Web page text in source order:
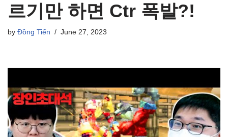
르기만 하면 Ctr 폭발?!
by Đồng Tiến June 27, 2023